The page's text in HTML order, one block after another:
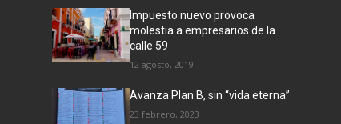
Impuesto nuevo provoca
molestia a empresarios de la
calle 59
12 agosto, 2019
Avanza Plan B, sin “vida eterna”
23 febrero, 2023